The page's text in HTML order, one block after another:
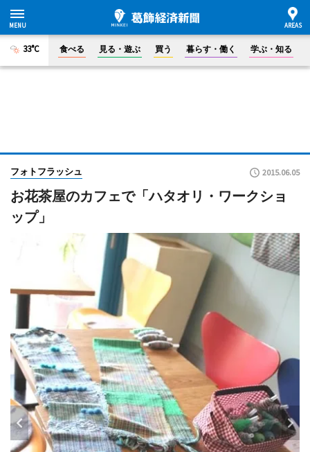
33°C 食べる 見る・遊ぶ 買う 暮らす・働く 学ぶ・知る
フォトフラッシュ 2015.06.05
お花茶屋のカフェで「ハタオリ・ワークショ
ップ」